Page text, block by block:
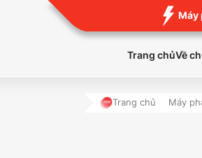
Máy
Trang chủVề
Trang chủ Máy